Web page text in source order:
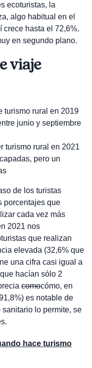
ecoturistas, la
algo habitual en el
crece hasta el 72,6%.
en segundo plano.
viaje
turismo rural en 2019
junio y septiembre
turismo rural en 2021
pero un
de los turistas
porcentajes que
cada vez más
2021 nos
que realizan
elevada (32,6% que
una cifra casi igual a
hacían sólo 2
comocómo, en
es notable de
lo permite, se
hace turismo